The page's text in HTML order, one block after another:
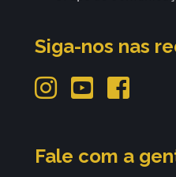
Siga-nos nas
Fale com a